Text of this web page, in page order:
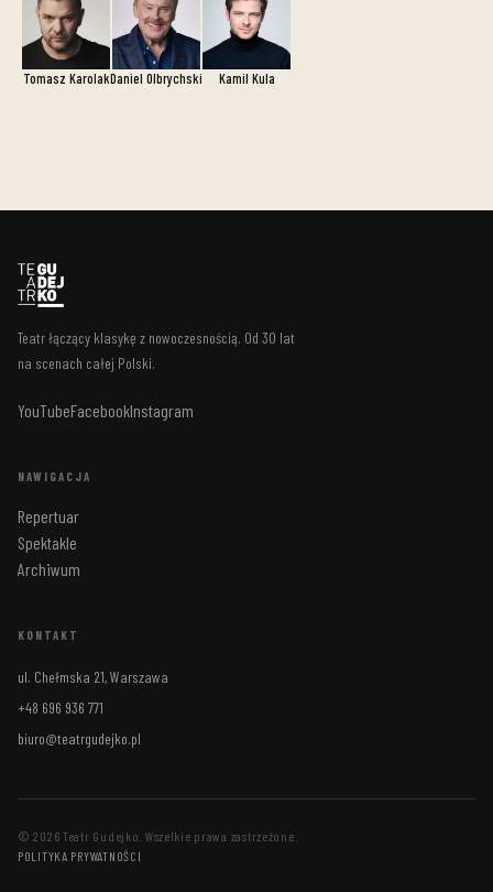
Tomasz KarolakDaniel Olbrychski Kamil Kula
Teatr łączący klasykę z nowoczesnością. Od 30 lat
na scenach całej Polski.
YouTubeFacebookInstagram
NAWIGACJA
Repertuar
Spektakle
Archiwum
KONTAKT
ul. Chełmska 21, Warszawa
+48 696 936 771
biuro@teatrgudejko.pl
© 2026 Teatr Gudejko. Wszelkie prawa zastrzeżone.
POLITYKA PRYWATNOŚCI